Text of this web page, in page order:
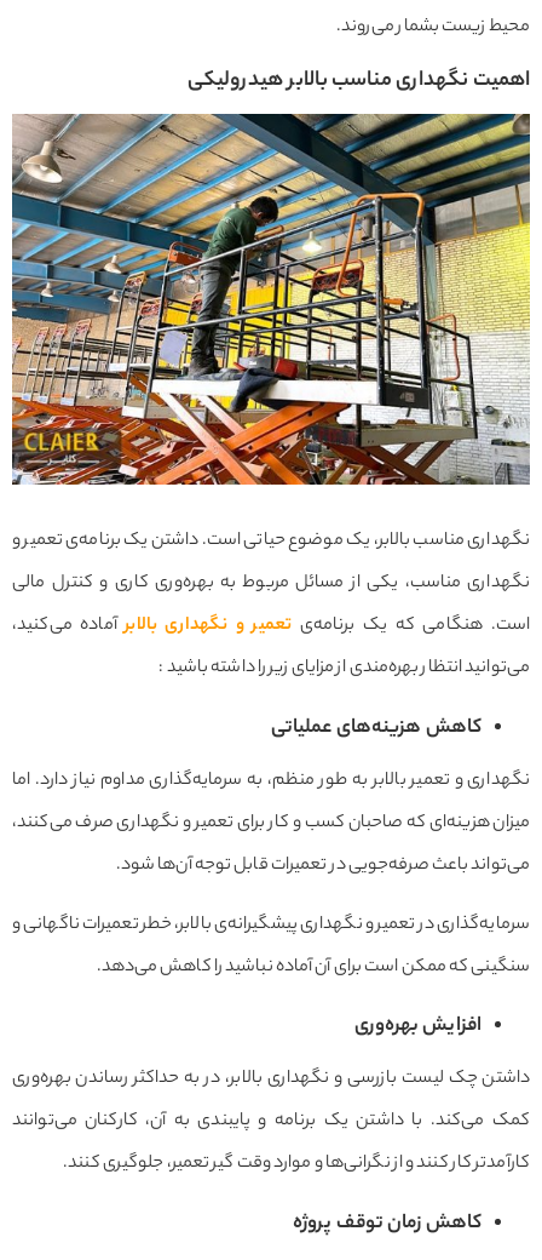
محیط زیست بشمار می‌روند.
اهمیت نگهداری مناسب بالابر هیدرولیکی
نگهداری مناسب بالابر، یک موضوع حیاتی است. داشتن یک برنامه‌ی تعمیر و
نگهداری مناسب، یکی از مسائل مربوط به بهره‌وری کاری و کنترل مالی
است. هنگامی که یک برنامه‌یتعمیر و نگهداری بالابرآماده می‌کنید،
می‌توانید انتظار بهره‌مندی از مزایای زیر را داشته باشید :
کاهش هزینه‌های عملیاتی
نگهداری و تعمیر بالابر به طور منظم، به سرمایه‌گذاری مداوم نیاز دارد. اما
میزان هزینه‌ای که صاحبان کسب و کار برای تعمیر و نگهداری صرف می‌کنند،
می‌تواند باعث صرفه‌جویی در تعمیرات قابل توجه آن‌ها شود.
سرمایه‌گذاری در تعمیر و نگهداری پیشگیرانه‌ی بالابر، خطر تعمیرات ناگهانی و
سنگینی که ممکن است برای آن آماده نباشید را کاهش می‌دهد.
افزایش بهره‌وری
داشتن چک لیست بازرسی و نگهداری بالابر، در به حداکثر رساندن بهره‌وری
کمک می‌کند. با داشتن یک برنامه و پایبندی به آن، کارکنان می‌توانند
کارآمدتر کار کنند و از نگرانی‌ها و موارد وقت گیر تعمیر، جلوگیری کنند.
کاهش زمان توقف پروژه